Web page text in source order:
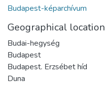
Budapest-képarchívum
Geographical location
Budai-hegység
Budapest
Budapest. Erzsébet híd
Duna